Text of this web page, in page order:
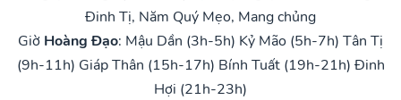
Đinh Tị, Năm Quý Mẹo, Mang chủng
Giờ Hoàng Đạo: Mậu Dần (3h-5h) Kỷ Mão (5h-7h) Tân Tị
(9h-11h) Giáp Thân (15h-17h) Bính Tuất (19h-21h) Đinh
Hợi (21h-23h)